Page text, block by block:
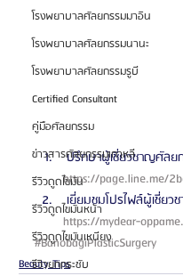
โรงพยาบาลศัลยกรรมมาอิน
โรงพยาบาลศัลยกรรมนานะ
โรงพยาบาลศัลยกรรมรูบี
Certified Consultant
คู่มือศัลยกรรม
ข่าวสารศัลยกรรมเกาหลี
รีวิวดูดไขมัน
รีวิวดูดไขมันหน้า
รีวิวดูดไขมันเหนียง
รีวิวยกกระชับ
ปรึกษาผู้เชี่ยวชาญศัลยก
https://page.line.me/
เยี่ยมชมโปรไฟล์ผู้เชี่ย
https://mydear-
#BanobagiPlasticSurgery
Beauty Tips